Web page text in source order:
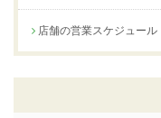
店舗の営業スケジュール